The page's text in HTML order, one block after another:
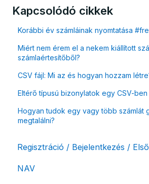
Kapcsolódó cikkek
Korábbi év számláinak nyomtatása
Miért nem érem el a nekem kiállított
számlaértesítőből?
CSV fájl: Mi az és hogyan hozzam
Eltérő típusú bizonylatok egy CSV-ben
Hogyan tudok egy vagy több számlát
megtalálni?
Regisztráció / Bejelentkezés /
Felhasználó beállításai
NAV